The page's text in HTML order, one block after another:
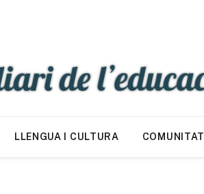
LLENGUA I CULTURA COMUNITAT